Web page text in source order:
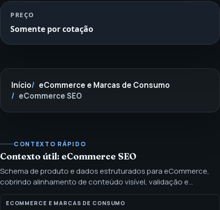
PREÇO
Somente por cotação
Início
eCommerce e Marcas de Consumo
eCommerce SEO
CONTEXTO RÁPIDO
Contexto útil: eCommerce SEO
Schema de produto e dados estruturados para eCommerce,
cobrindo alinhamento de conteúdo visível, validação e
prontidão para busca por IA. Product schema ajuda sistemas de
busca a entender fatos do produto quando a marcação é
ECOMMERCE E MARCAS DE CONSUMO